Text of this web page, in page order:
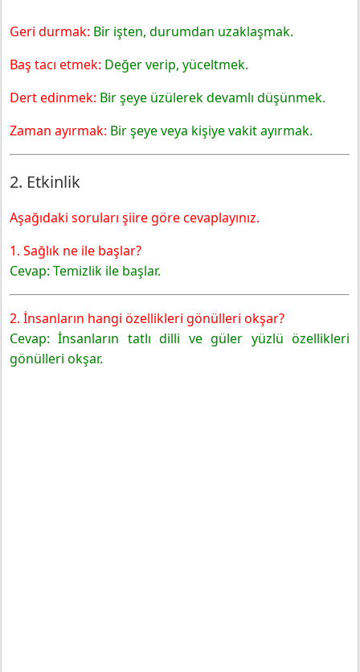
Geri durmak: Bir işten, durumdan uzaklaşmak.
Baş tacı etmek: Değer verip, yüceltmek.
Dert edinmek: Bir şeye üzülerek devamlı düşünmek.
Zaman ayırmak: Bir şeye veya kişiye vakit ayırmak.
2. Etkinlik
Aşağıdaki soruları şiire göre cevaplayınız.
1. Sağlık ne ile başlar?
Cevap: Temizlik ile başlar.
2. İnsanların hangi özellikleri gönülleri okşar?
Cevap: İnsanların tatlı dilli ve güler yüzlü özellikleri
gönülleri okşar.